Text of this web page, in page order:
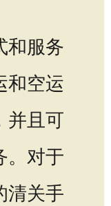
和服务
和空运
并且可
。对于
清关手